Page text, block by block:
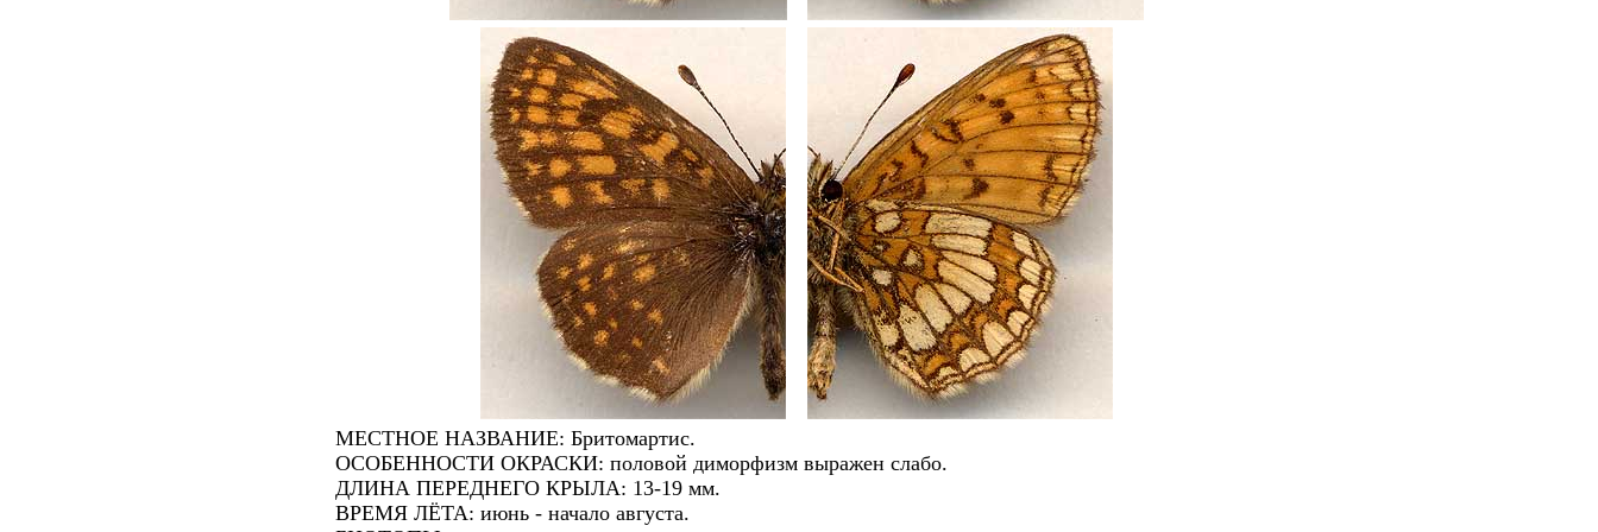
МЕСТНОЕ НАЗВАНИЕ: Бритомартис.
ОСОБЕННОСТИ ОКРАСКИ: половой диморфизм выражен слабо.
ДЛИНА ПЕРЕДНЕГО КРЫЛА: 13-19 мм.
ВРЕМЯ ЛЁТА: июнь - начало августа.